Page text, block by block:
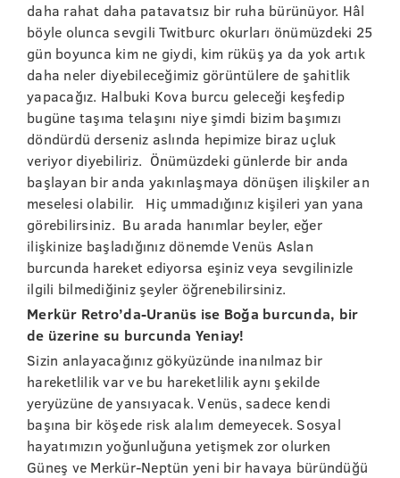
daha rahat daha patavatsız bir ruha bürünüyor. Hâl
böyle olunca sevgili Twitburc okurları önümüzdeki 25
gün boyunca kim ne giydi, kim rüküş ya da yok artık
daha neler diyebileceğimiz görüntülere de şahitlik
yapacağız. Halbuki Kova burcu geleceği keşfedip
bugüne taşıma telaşını niye şimdi bizim başımızı
döndürdü derseniz aslında hepimize biraz uçluk
veriyor diyebiliriz. Önümüzdeki günlerde bir anda
başlayan bir anda yakınlaşmaya dönüşen ilişkiler an
meselesi olabilir. Hiç ummadığınız kişileri yan yana
görebilirsiniz. Bu arada hanımlar beyler, eğer
ilişkinize başladığınız dönemde Venüs Aslan
burcunda hareket ediyorsa eşiniz veya sevgilinizle
ilgili bilmediğiniz şeyler öğrenebilirsiniz.
Merkür Retro’da-Uranüs ise Boğa burcunda, bir
de üzerine su burcunda Yeniay!
Sizin anlayacağınız gökyüzünde inanılmaz bir
hareketlilik var ve bu hareketlilik aynı şekilde
yeryüzüne de yansıyacak. Venüs, sadece kendi
başına bir köşede risk alalım demeyecek. Sosyal
hayatımızın yoğunluğuna yetişmek zor olurken
Güneş ve Merkür-Neptün yeni bir havaya büründüğü